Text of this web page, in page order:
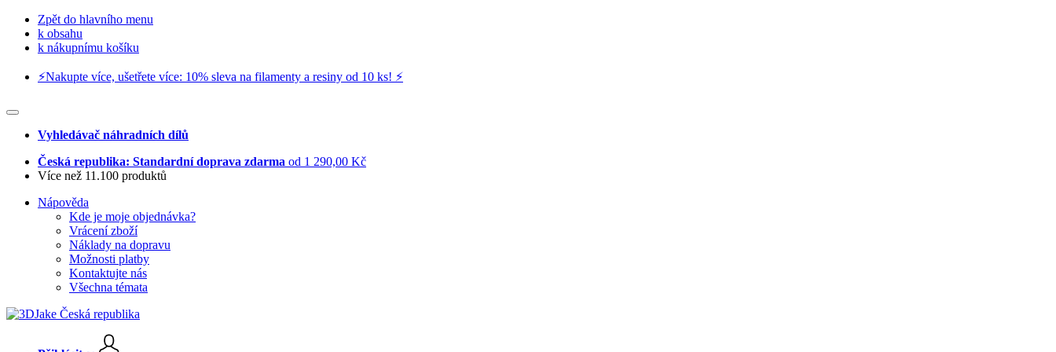
Zpět do hlavního menu
k obsahu
k nákupnímu košíku
⚡️Nakupte více, ušetřete více: 10% sleva na filamenty a resiny od 10 ks! ⚡️
Vyhledávač náhradních dílů
Česká republika: Standardní doprava zdarma od 1 290,00 Kč
Více než 11.100 produktů
Nápověda
Kde je moje objednávka?
Vrácení zboží
Náklady na dopravu
Možnosti platby
Kontaktujte nás
Všechna témata